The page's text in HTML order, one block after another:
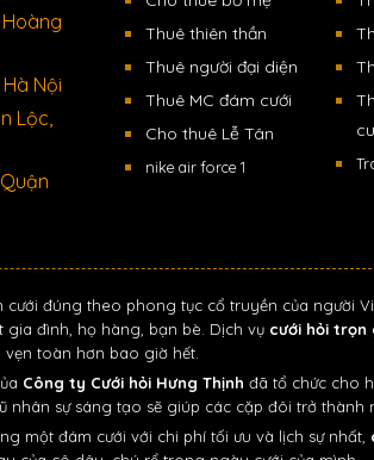
Hoàng
Nội
Lộc,
Thuê thiên thần
Thuê người đại diện
Thuê MC đám cưới
Cho thuê Lễ Tân
nike air force 1
đúng theo phong tục cổ truyền của người
đình, họ hàng, bạn bè. Dịch vụ cưới hỏi trọn
toàn hơn bao giờ hết.
Công ty Cưới hỏi Hưng Thịnh đã tổ chức cho
nhân sự sáng tạo sẽ giúp các cặp đôi trở
một đám cưới với chi phí tối ưu và lịch sự nhất,